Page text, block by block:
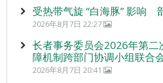
受热带气旋 “白海豚” 影响
2026年8月7日 22:27
长者事务委员会2026年第二
障机制跨部门协调小组联合
2026年8月7日 20:41